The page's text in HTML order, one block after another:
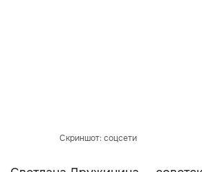
Скриншот: соцсети